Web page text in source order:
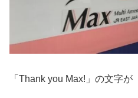
「Thank you Max!」の文字が